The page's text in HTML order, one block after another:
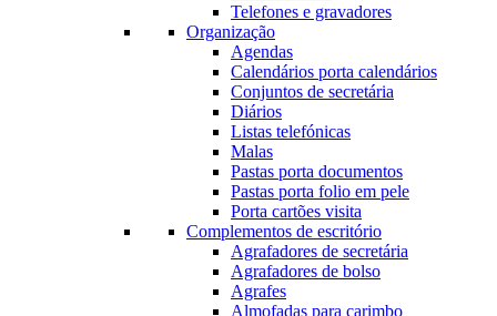
Telefones e gravadores
Organização
Agendas
Calendários porta calendários
Conjuntos de secretária
Diários
Listas telefónicas
Malas
Pastas porta documentos
Pastas porta folio em pele
Porta cartões visita
Complementos de escritório
Agrafadores de secretária
Agrafadores de bolso
Agrafes
Almofadas para carimbo